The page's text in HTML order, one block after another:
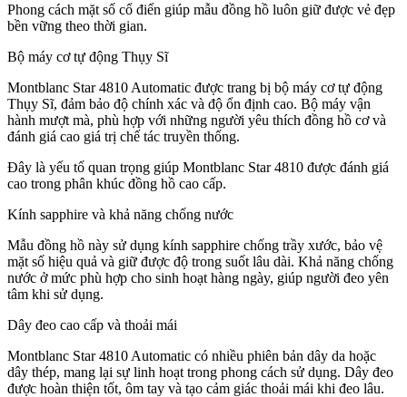
Phong cách mặt số cổ điển giúp mẫu đồng hồ luôn giữ được vẻ đẹp
bền vững theo thời gian.
Bộ máy cơ tự động Thụy Sĩ
Montblanc Star 4810 Automatic được trang bị bộ máy cơ tự động
Thụy Sĩ, đảm bảo độ chính xác và độ ổn định cao. Bộ máy vận
hành mượt mà, phù hợp với những người yêu thích đồng hồ cơ và
đánh giá cao giá trị chế tác truyền thống.
Đây là yếu tố quan trọng giúp Montblanc Star 4810 được đánh giá
cao trong phân khúc đồng hồ cao cấp.
Kính sapphire và khả năng chống nước
Mẫu đồng hồ này sử dụng kính sapphire chống trầy xước, bảo vệ
mặt số hiệu quả và giữ được độ trong suốt lâu dài. Khả năng chống
nước ở mức phù hợp cho sinh hoạt hàng ngày, giúp người đeo yên
tâm khi sử dụng.
Dây đeo cao cấp và thoải mái
Montblanc Star 4810 Automatic có nhiều phiên bản dây da hoặc
dây thép, mang lại sự linh hoạt trong phong cách sử dụng. Dây đeo
được hoàn thiện tốt, ôm tay và tạo cảm giác thoải mái khi đeo lâu.